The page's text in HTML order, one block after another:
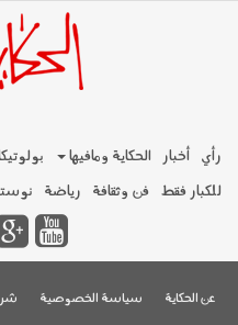
رأي أخبار الحكاية ومافيها
للكبار فقط فن وثقافة رياضة
عن الحكاية سياسة الخصوصية